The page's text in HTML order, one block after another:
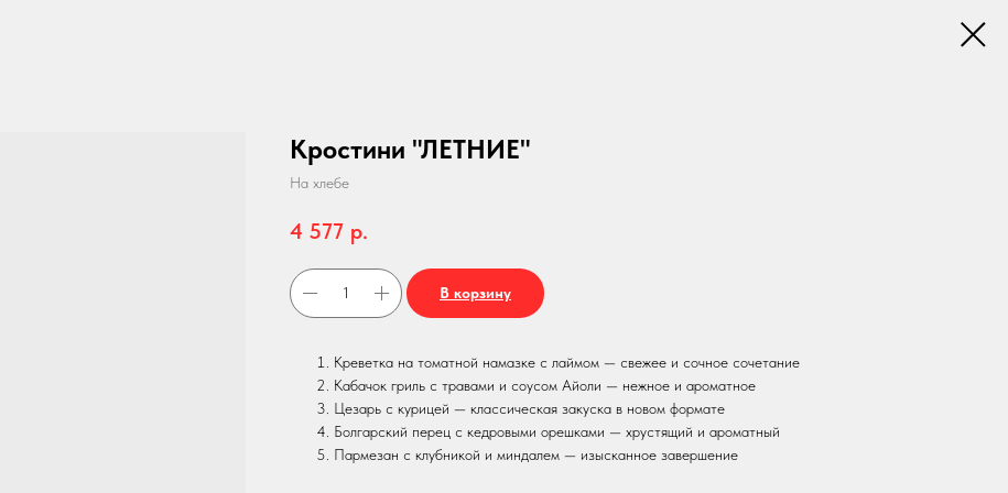
Кростини "ЛЕТНИЕ"
На хлебе
4 577 р.
В корзину
Креветка на томатной намазке с лаймом — свежее и сочное сочетание
Кабачок гриль с травами и соусом Айоли — нежное и ароматное
Цезарь с курицей — классическая закуска в новом формате
Болгарский перец с кедровыми орешками — хрустящий и ароматный
Пармезан с клубникой и миндалем — изысканное завершение